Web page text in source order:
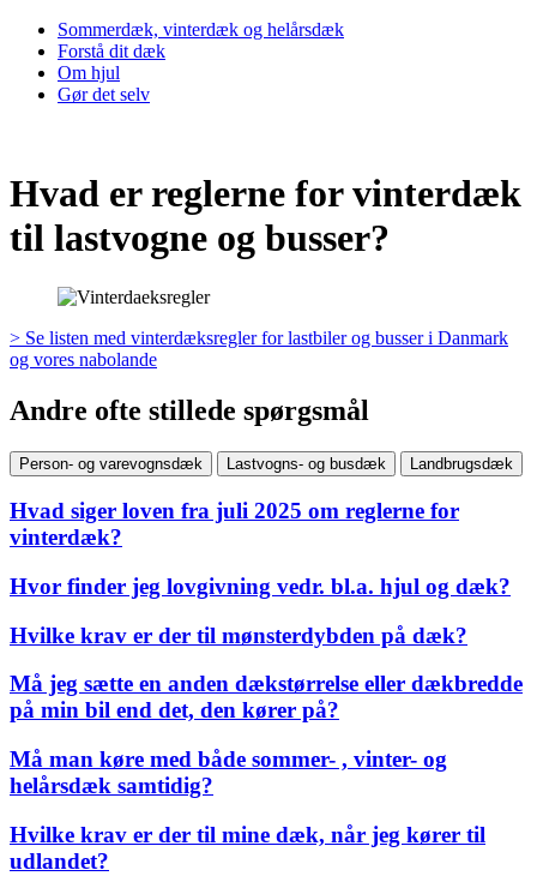
Sommerdæk, vinterdæk og helårsdæk
Forstå dit dæk
Om hjul
Gør det selv
Hvad er reglerne for vinterdæk
til lastvogne og busser?
> Se listen med vinterdæksregler for lastbiler og busser i Danmark
og vores nabolande
Andre ofte stillede spørgsmål
Person- og varevognsdæk Lastvogns- og busdæk Landbrugsdæk
Hvad siger loven fra juli 2025 om reglerne for
vinterdæk?
Hvor finder jeg lovgivning vedr. bl.a. hjul og dæk?
Hvilke krav er der til mønsterdybden på dæk?
Må jeg sætte en anden dækstørrelse eller dækbredde
på min bil end det, den kører på?
Må man køre med både sommer- , vinter- og
helårsdæk samtidig?
Hvilke krav er der til mine dæk, når jeg kører til
udlandet?